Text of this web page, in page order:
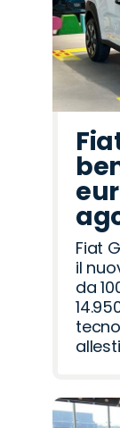
Fiat
il
da